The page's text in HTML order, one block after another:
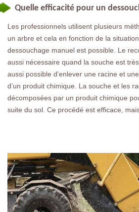
Quelle efficacité pour un
Les professionnels utilisent plusieurs
un arbre et cela en fonction de la
dessouchage manuel est possible. Le
aussi nécessaire quand la souche est
aussi possible d’enlever une racine et
d’un produit chimique. La souche et les
décomposées par un produit chimique
suite du sol. Ce procédé est efficace,